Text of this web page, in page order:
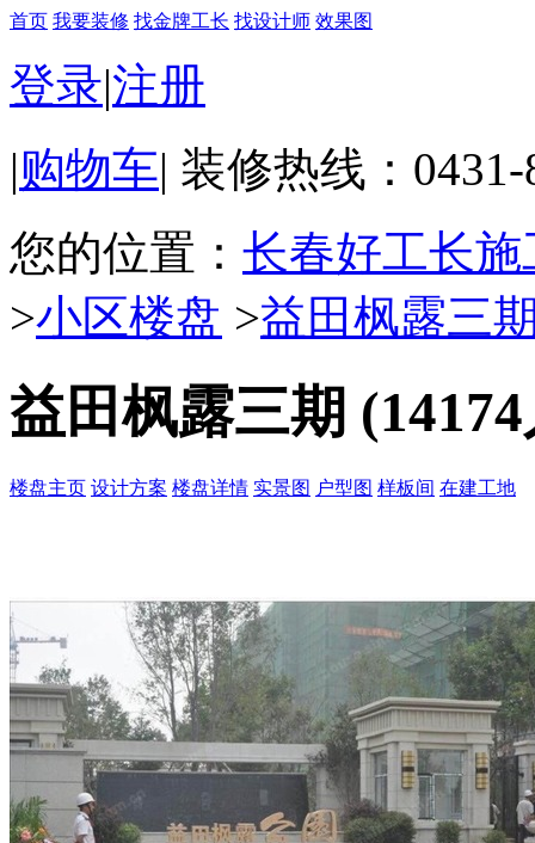
首页 我要装修 找金牌工长 找设计师 效果图
登录|注册
|购物车| 装修热线：0431-
您的位置： 长春好工长
>小区楼盘 >益田枫露三
益田枫露三期
楼盘主页 设计方案 楼盘详情 实景图 户型图 样板间 在建工地